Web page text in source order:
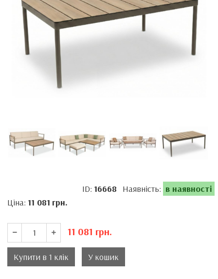
ID: 16668 Наявність: в наявності
Ціна: 11 081 грн.
11 081 грн.
Купити в 1 клік У кошик